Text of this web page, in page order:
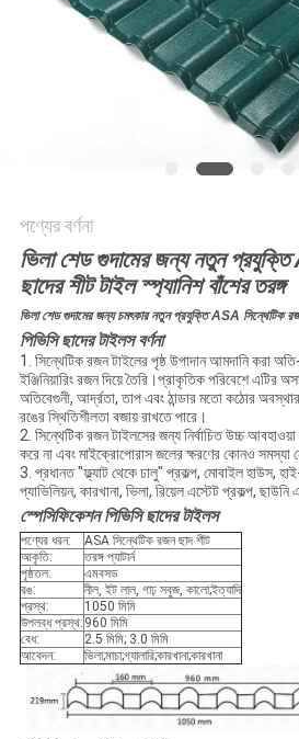
পণ্যের বর্ণনা
ভিলা শেড গুদামের জন্য নতুন
ছাদের শীট টাইল স্প্যানিশ বাঁশের তরঙ্গ
ভিলা শেড গুদামের জন্য চমৎকার নতুন প্রযুক্তি ASA সিন্থেটিক
পিভিসি ছাদের টাইলস বর্ণনা
1. সিন্থেটিক রজন টাইলের পৃষ্ঠ উপাদান আমদানি করা
ইঞ্জিনিয়ারিং রজন দিয়ে তৈরি।প্রাকৃতিক পরিবেশে এটির
অতিবেগুনী, আর্দ্রতা, তাপ এবং ঠান্ডার মতো কঠোর অবস্থার
রঙের স্থিতিশীলতা বজায় রাখতে পারে।
2. সিন্থেটিক রজন টাইলসের জন্য নির্বাচিত উচ্চ
করে না এবং মাইক্রোপোরাস জলের ক্ষরণের কোনও সমস্যা
3. প্রধানত "ফ্ল্যাট থেকে ঢালু" প্রকল্প, মোবাইল হাউস, হাই-
প্যাভিলিয়ন, কারখানা, ভিলা, রিয়েল এস্টেট প্রকল্প,
স্পেসিফিকেশন পিভিসি ছাদের টাইলস
পণ্যের ধরন:
ASA সিন্থেটিক রজন ছাদ শীট
আকৃতি:
তরঙ্গ প্যাটার্ন
পৃষ্ঠতল:
এমবসড
রঙ:
নীল, ইট লাল, গাঢ় সবুজ, কালো;ইত্যাদি
প্রস্থ:
1050 মিমি
উপলব্ধ প্রস্থ: 960 মিমি
বেধ:
2.5 মিমি; 3.0 মিমি
আবেদন:
ভিলা;মাচা;গ্যালারি;কারখানা;কারখানা